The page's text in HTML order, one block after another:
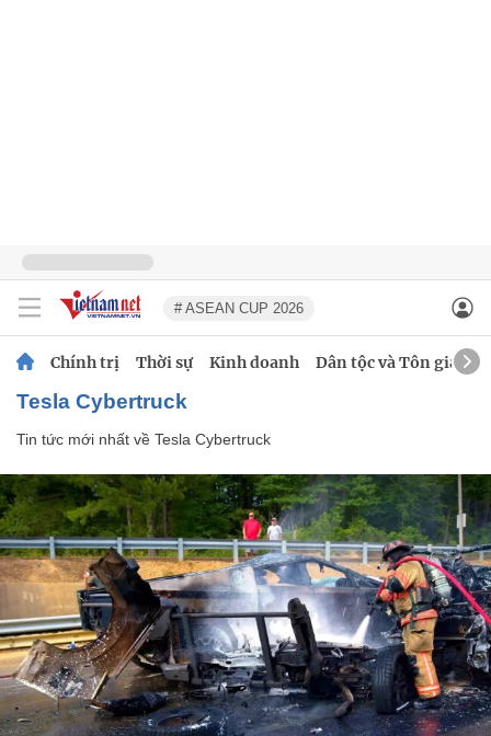
# ASEAN CUP 2026
Chính trị Thời sự Kinh doanh Dân tộc và Tôn giáo
Tesla Cybertruck
Tin tức mới nhất về Tesla Cybertruck